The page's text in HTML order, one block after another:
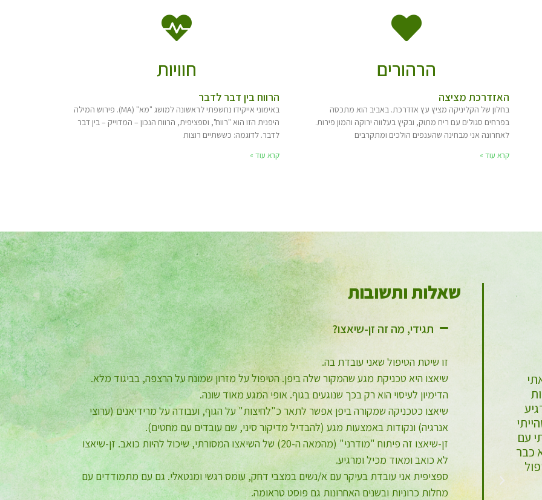
הרהורים
האזדרכת מציצה
בחלון של הקליניקה מציץ עץ אזדרכת. באביב הוא מתכסה
בפרחים סגולים עם ריח מתוק, ובקיץ בעלווה ירוקה והמון פירות.
לאחרונה אני מבחינה שהענפים הולכים ומתקרבים
קרא עוד »
חוויות
הרווח בין דבר לדבר
באימוני אייקידו נחשפתי לראשונה למושג "מא" (MA). פירוש המילה
היפנית הזו הוא "רווח", וספציפית, הרווח הנכון – המדוייק – בין דבר
לדבר. לדוגמה: כששתיים רוצות
קרא עוד »
אפרת היקרה, הפקדתי את עצמי בידייך
הנאמנות, ולא טעיתי, בשקט ובעוצמה רבה
במהלך תקופה טיפלת בי, תיקנת אותי והחזרת
אותי לתפקוד מלא, הכח השקט שלך הוא בעל
עוצמה, זו לא סתם סיסמא, והיכולת שלך לא
להרפות ולהתייאש ממני, על כך תודה רבה.
נאוה
כשטיפלה בי אפרת בידיים עדינות אך נחושות,
עוד אני מתמסרת מעל מזרון מחומם. לראשונה
הבנתי שלא חייבים להכאיב לי על מנת להפיק
את המרב בטיפול מסוג זה. יישר כוחך, אפרת,
על המקצועיות והיחס הכל כך מלטף.
עידית
שאלות ותשובות
תגידי, מה זה זן-שיאצו?
זו שיטת הטיפול שאני עובדת בה.
שיאצו היא טכניקת מגע שהמקור שלה ביפן. הטיפול על מזרון שמונח על הרצפה, בביגוד מלא.
הדימיון לעיסוי הוא רק בכך שנוגעים בגוף. אופי המגע מאוד שונה.
שיאצו כטכניקה שמקורה ביפן אפשר לתאר כ"לחיצות" על הגוף, ועבודה על מרידיאנים (ערוצי
אנרגיה) ונקודות באמצעות מגע (להבדיל מדיקור סיני, שם עובדים עם מחטים).
זן-שיאצו זה פיתוח "מודרני" (מהמאה ה-20) של השיאצו המסורתי, שיכול להיות כואב. זן-שיאצו
לא כואב ומאוד מכיל ומרגיע.
ספציפית אני עובדת בעיקר עם א/נשים במצבי דחק, עומס רגשי ומנטאלי. גם עם מתמודדים עם
מחלות כרוניות ובשנים האחרונות גם פוסט טראומה.